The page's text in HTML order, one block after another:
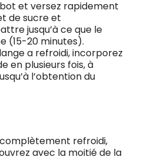
et versez rapidement
de sucre et
jusqu’à ce que le
(15-20 minutes).
a refroidi, incorporez
en plusieurs fois, à
l’obtention du
refroidi,
avec la moitié de la